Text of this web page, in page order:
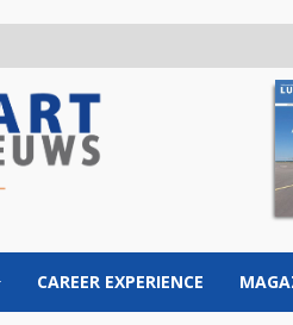
CAREER EXPERIENCE